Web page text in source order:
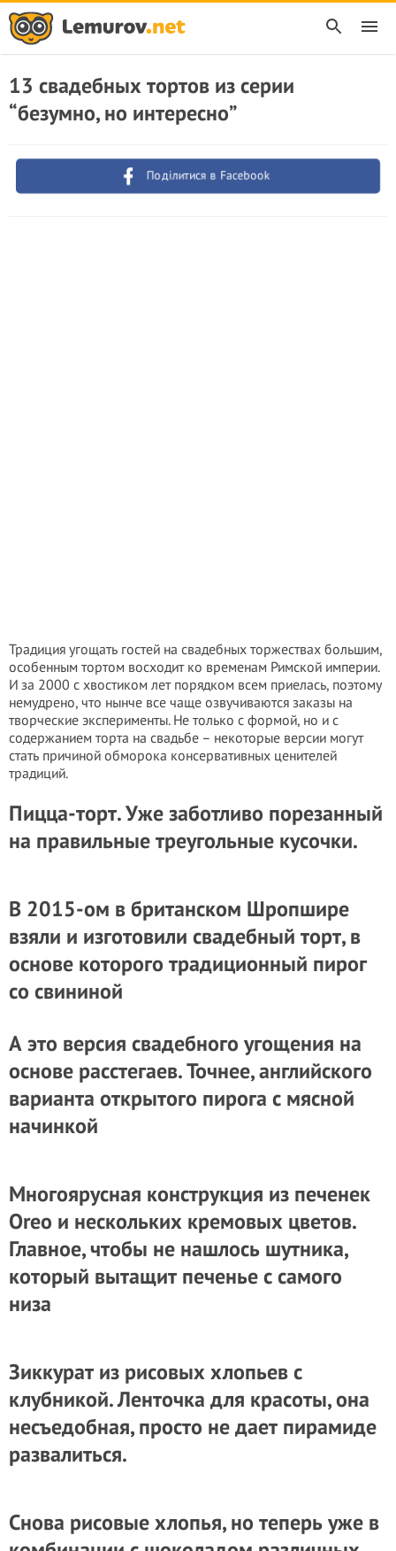
13 свадебных тортов из серии
“безумно, но интересно”
Поділитися в Facebook
Традиция угощать гостей на свадебных торжествах большим,
особенным тортом восходит ко временам Римской империи.
И за 2000 с хвостиком лет порядком всем приелась, поэтому
немудрено, что нынче все чаще озвучиваются заказы на
творческие эксперименты. Не только с формой, но и с
содержанием торта на свадьбе – некоторые версии могут
стать причиной обморока консервативных ценителей
традиций.
Пицца-торт. Уже заботливо порезанный
на правильные треугольные кусочки.
В 2015-ом в британском Шропшире
взяли и изготовили свадебный торт, в
основе которого традиционный пирог
со свининой
А это версия свадебного угощения на
основе расстегаев. Точнее, английского
варианта открытого пирога с мясной
начинкой
Многоярусная конструкция из печенек
Oreo и нескольких кремовых цветов.
Главное, чтобы не нашлось шутника,
который вытащит печенье с самого
низа
Зиккурат из рисовых хлопьев с
клубникой. Ленточка для красоты, она
несъедобная, просто не дает пирамиде
развалиться.
Снова рисовые хлопья, но теперь уже в